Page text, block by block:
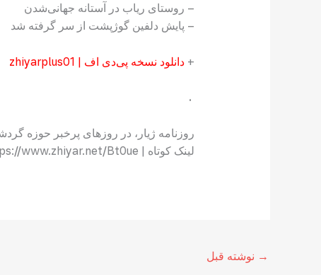
– روستای‭ ‬ریاب‭ ‬در‭ ‬آستانه‭ ‬جهانی‌شدن
– پایش‭ ‬دلفین‭ ‬گوژپشت‭ ‬از‭ ‬سر‭ ‬گرفته‭ ‬شد
+ دانلود نسخه پی‌دی اف | zhiyarplus01
.
روزنامه ژیار، در روزهای پرخبر حوزه
لینک کوتاه | https://www.zhiyar.net/Bt0ue
→ نوشته قبل